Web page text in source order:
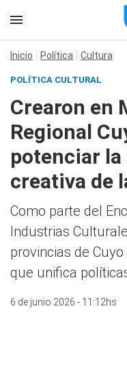
Inicio Política Cultura
POLÍTICA CULTURAL
Crearon en
Regional
potenciar la
creativa de
Como parte del
Industrias
provincias de
que unifica
6 de junio 2026 - 11:12hs